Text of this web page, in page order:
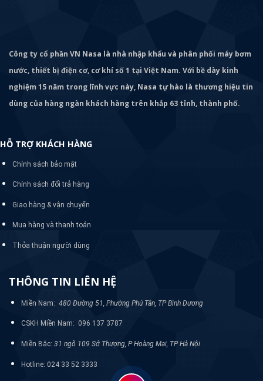
Công ty cổ phần VN Nasa là nhà nhập khẩu và phân phối máy bơm
nước, thiết bị điện cơ, cơ khí số 1 tại Việt Nam. Với bề dày kinh
nghiệm 15 năm trong lĩnh vực này, Nasa tự hào là thương hiệu tin
dùng của hàng ngàn khách hàng trên khắp 63 tỉnh, thành phố.
HỖ TRỢ KHÁCH HÀNG
Chính sách bảo mật
Chính sách đổi trả hàng
Giao hàng & vận chuyển
Mua hàng và thanh toán
Thỏa thuận người dùng
THÔNG TIN LIÊN HỆ
Miền Nam: 480 Đường 51, Phường Phú Tân, TP Bình Dương
CSKH Miền Nam: 096 137 3787
Miền Bắc: 31 ngõ 109 Sở Thượng, P Hoàng Mai, TP Hà Nội
Hotline: 024 33 52 3333